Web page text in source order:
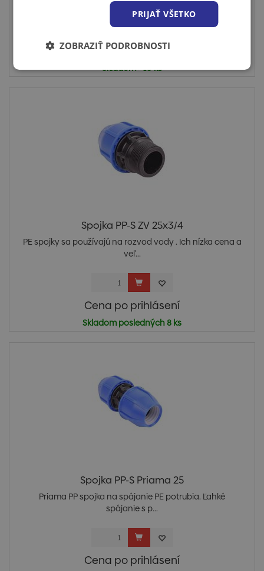
Cena po prihlásení
Skladom > 10 ks
Spojka PP-S ZV 25x3/4
PE spojky sa používajú na rozvod vody . Ich nízka cena a
veľ...
Cena po prihlásení
Skladom posledných 8 ks
Spojka PP-S Priama 25
Priama PP spojka na spájanie PE potrubia. Ľahké
spájanie s p...
Cena po prihlásení
PRIJAŤ VŠETKO
ZOBRAZIŤ PODROBNOSTI